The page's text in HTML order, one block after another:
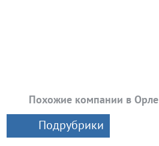
Похожие компании в Орле
Подрубрики